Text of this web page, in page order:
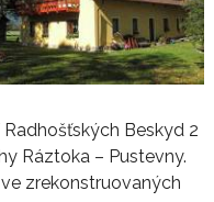
Beskyd 2
Ráztoka – Pustevny.
zrekonstruovaných